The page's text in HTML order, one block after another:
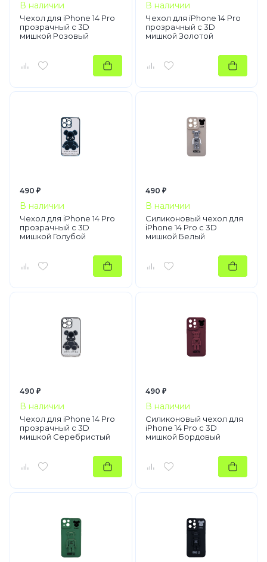
В наличии
Чехол для iPhone 14 Pro
прозрачный с 3D
мишкой Розовый
В наличии
Чехол для iPhone 14 Pro
прозрачный с 3D
мишкой Золотой
490 ₽
В наличии
Чехол для iPhone 14 Pro
прозрачный с 3D
мишкой Голубой
490 ₽
В наличии
Силиконовый чехол для
iPhone 14 Pro с 3D
мишкой Белый
490 ₽
В наличии
Чехол для iPhone 14 Pro
прозрачный с 3D
мишкой Серебристый
490 ₽
В наличии
Силиконовый чехол для
iPhone 14 Pro с 3D
мишкой Бордовый